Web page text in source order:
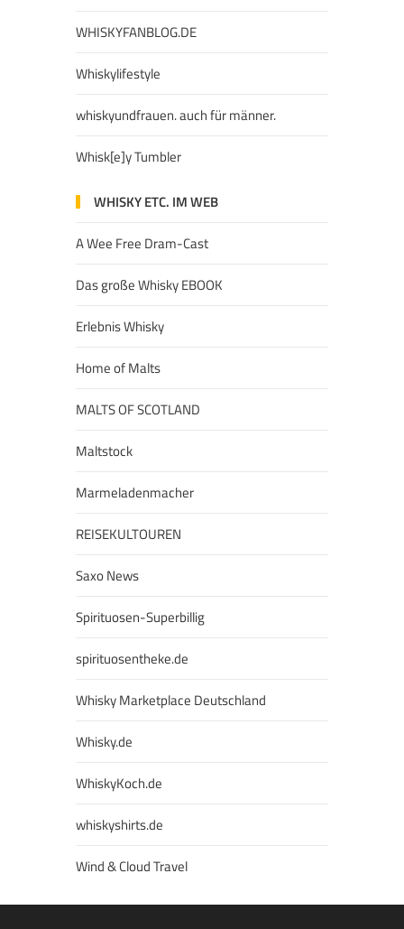
WHISKYFANBLOG.DE
Whiskylifestyle
whiskyundfrauen. auch für männer.
Whisk[e]y Tumbler
WHISKY ETC. IM WEB
A Wee Free Dram-Cast
Das große Whisky EBOOK
Erlebnis Whisky
Home of Malts
MALTS OF SCOTLAND
Maltstock
Marmeladenmacher
REISEKULTOUREN
Saxo News
Spirituosen-Superbillig
spirituosentheke.de
Whisky Marketplace Deutschland
Whisky.de
WhiskyKoch.de
whiskyshirts.de
Wind & Cloud Travel